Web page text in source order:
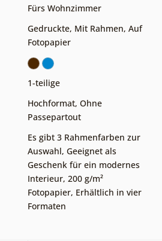
Fürs Wohnzimmer
Gedruckte, Mit Rahmen, Auf
Fotopapier
1-teilige
Hochformat, Ohne
Passepartout
Es gibt 3 Rahmenfarben zur
Auswahl, Geeignet als
Geschenk für ein modernes
Interieur, 200 g/m²
Fotopapier, Erhältlich in vier
Formaten